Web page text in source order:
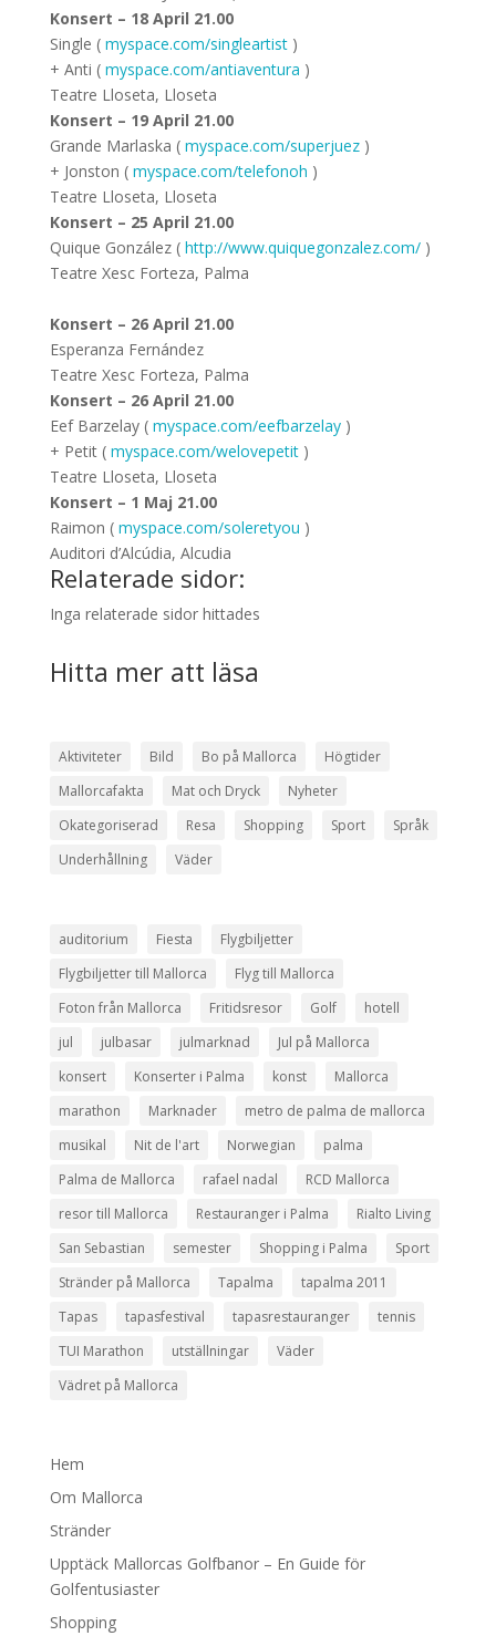
Konsert – 18 April 21.00
Single ( myspace.com/singleartist )
+ Anti ( myspace.com/antiaventura )
Teatre Lloseta, Lloseta
Konsert – 19 April 21.00
Grande Marlaska ( myspace.com/superjuez)
+ Jonston ( myspace.com/telefonoh )
Teatre Lloseta, Lloseta
Konsert – 25 April 21.00
Quique González ( http://www.quiquegonzalez.com/)
Teatre Xesc Forteza, Palma
Konsert – 26 April 21.00
Esperanza Fernández
Teatre Xesc Forteza, Palma
Konsert – 26 April 21.00
Eef Barzelay ( myspace.com/eefbarzelay)
+ Petit ( myspace.com/welovepetit)
Teatre Lloseta, Lloseta
Konsert – 1 Maj 21.00
Raimon ( myspace.com/soleretyou )
Auditori d’Alcúdia, Alcudia
Relaterade sidor:
Inga relaterade sidor hittades
Hitta mer att läsa
Aktiviteter Bild Bo på Mallorca
Högtider
Mallorcafakta
Mat och Dryck
Nyheter
Okategoriserad
Resa Shopping Sport
Språk
Underhållning
Väder
auditorium Fiesta
Flygbiljetter
Flygbiljetter till Mallorca
Flyg till Mallorca
Foton från Mallorca
Fritidsresor Golf
hotell
jul
julbasar julmarknad
Jul på Mallorca
konsert
Konserter i Palma konst
Mallorca
marathon
Marknader
metro de palma de mallorca
musikal
Nit de l'art Norwegian
palma
Palma de Mallorca
rafael nadal
RCD Mallorca
resor till Mallorca
Restauranger i Palma
Rialto Living
San Sebastian
semester Shopping i Palma
Sport
Stränder på Mallorca
Tapalma
tapalma 2011
Tapas
tapasfestival tapasrestauranger
tennis
TUI Marathon
utställningar
Väder
Vädret på Mallorca
Hem
Om Mallorca
Stränder
Upptäck Mallorcas Golfbanor – En Guide för
Golfentusiaster
Shopping